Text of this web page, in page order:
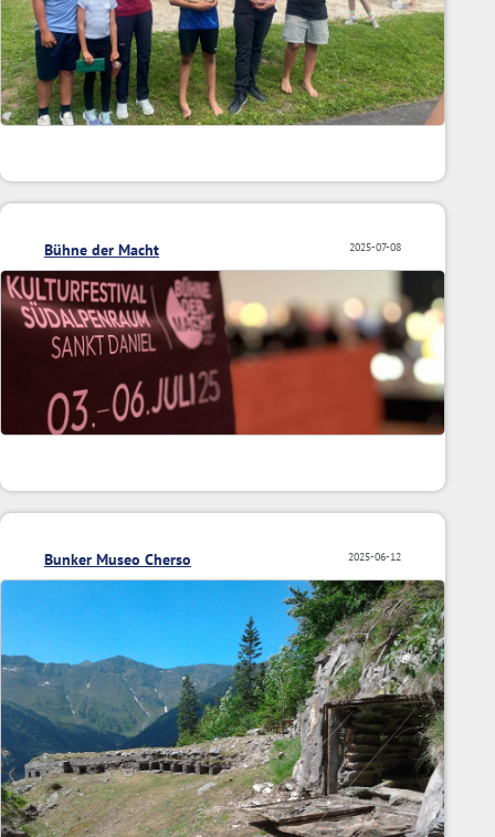
2025-07-08
Bühne der Macht
2025-06-12
Bunker Museo Cherso